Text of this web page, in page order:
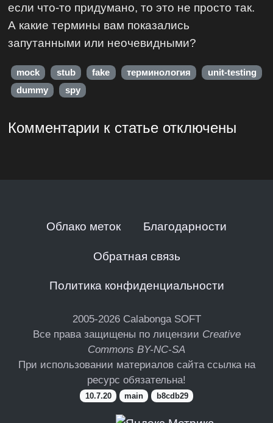
если что-то придумано, то это не просто так.
А какие термины вам показались
запутанными или неочевидными?
mock stub fake терминология
unit-testing
dummy
spy
Комментарии к статье отключены
Облако меток Благодарности
Обратная связь
Политика конфиденциальности
2005-2026 Calabonga SOFT
Все права защищены по лицензии Creative
Commons BY-NC-SA
При использовании материалов сайта ссылка на
ресурс обязательна!
10.7.20 main b8cdb29